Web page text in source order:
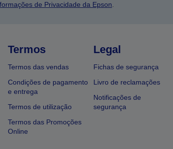
de Privacidade da Epson
Termos
Termos das vendas
Condições de pagamento
e entrega
Termos de utilização
Termos das Promoções
Online
Legal
Fichas de segurança
Livro de reclamações
Notificações de
segurança